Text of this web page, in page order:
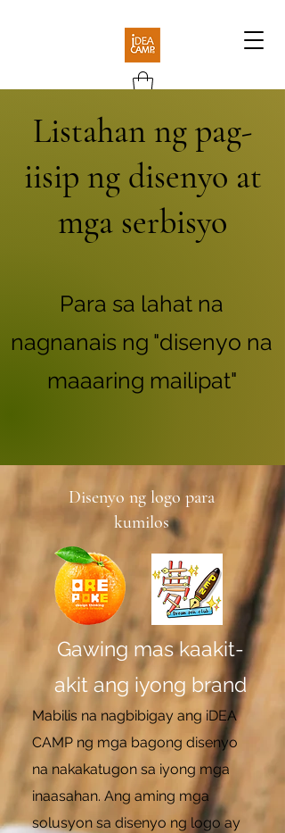
Listahan ng pag-
iisip ng disenyo at
mga serbisyo
Para sa lahat na
nagnanais ng "disenyo na
maaaring mailipat"
Disenyo ng logo para
kumilos
Gawing mas kaakit-
akit ang iyong brand
Mabilis na nagbibigay ang iDEA
CAMP ng mga bagong disenyo
na nakakatugon sa iyong mga
inaasahan. Ang aming mga
solusyon sa disenyo ng logo ay